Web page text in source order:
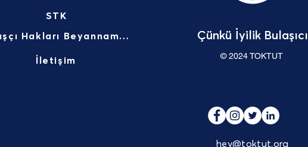
STK
Bağışçı Hakları Beyannamesi
İletişim
Çünkü İyilik Bulaşıcı
© 2024 TOKTUT
hey@toktut.org